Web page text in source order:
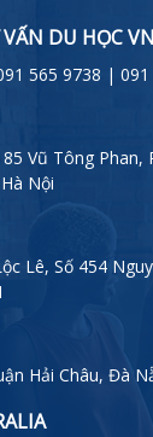
DU HỌC
565 9738 | 091
Vũ Tông
Nội
Lê, Số 454
Hải Châu, Đà